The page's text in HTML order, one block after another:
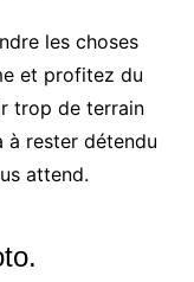
les choses
et profitez du
trop de terrain
à rester détendu
attend.